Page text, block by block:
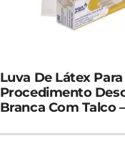
Luva De Látex Para
Procedimento
Branca Com Talco